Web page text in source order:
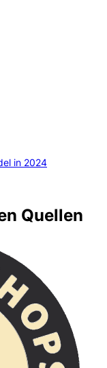
in 2024
Quellen